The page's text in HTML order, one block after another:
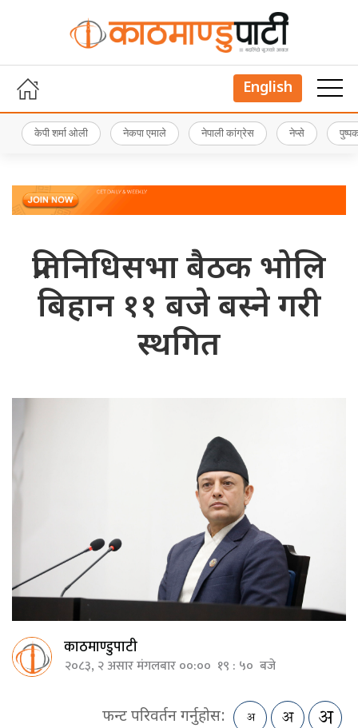
English
केपी शर्मा ओली नेकपा एमाले नेपाली कांग्रेस नेप्से
प्रतिनिधिसभा बैठक भोलि
बिहान ११ बजे बस्ने गरी
स्थगित
काठमाण्डुपाटी
२०८३, २ असार मंगलबार ००:०० १९ : ५० बजे
फन्ट परिवर्तन गर्नुहोस: